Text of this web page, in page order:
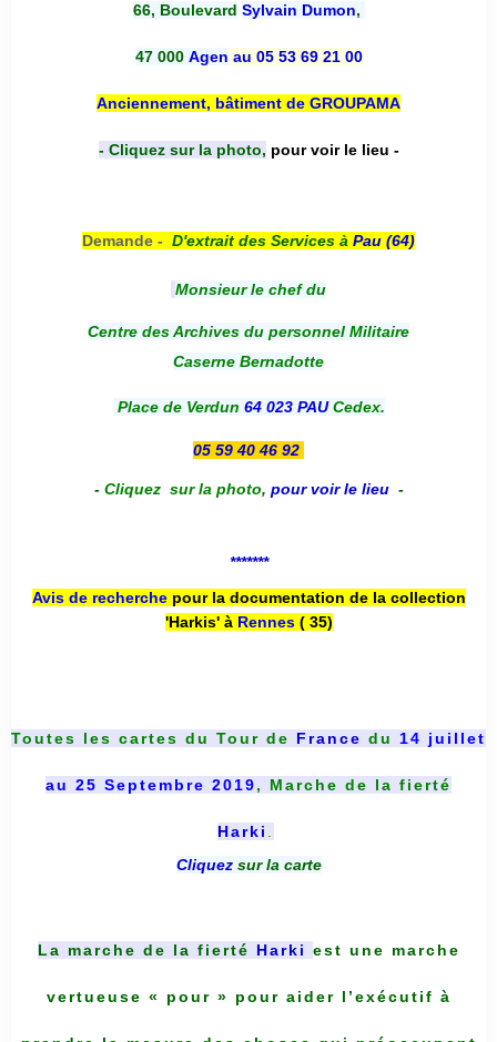
66, Boulevard Sylvain Dumon,
47 000 Agen au 05 53 69 21 00
Anciennement, bâtiment de GROUPAMA
- Cliquez sur la photo, pour voir le lieu -
Demande - D'extrait des Services à Pau (64)
Monsieur le chef du
Centre des Archives du personnel Militaire
Caserne Bernadotte
Place de Verdun 64 023 PAUCedex.
05 59 40 46 92
- Cliquez sur la photo, pour voir le lieu -
*******
Avis de recherche pour la documentation de la collection
'Harkis' à Rennes( 35)
Toutes les cartes du Tour de France du 14 juillet
au 25 Septembre 2019, Marche de la fierté
Harki
Cliquez sur la carte
La marche de la fierté Harki est une marche
vertueuse « pour » pour aider l’exécutif à